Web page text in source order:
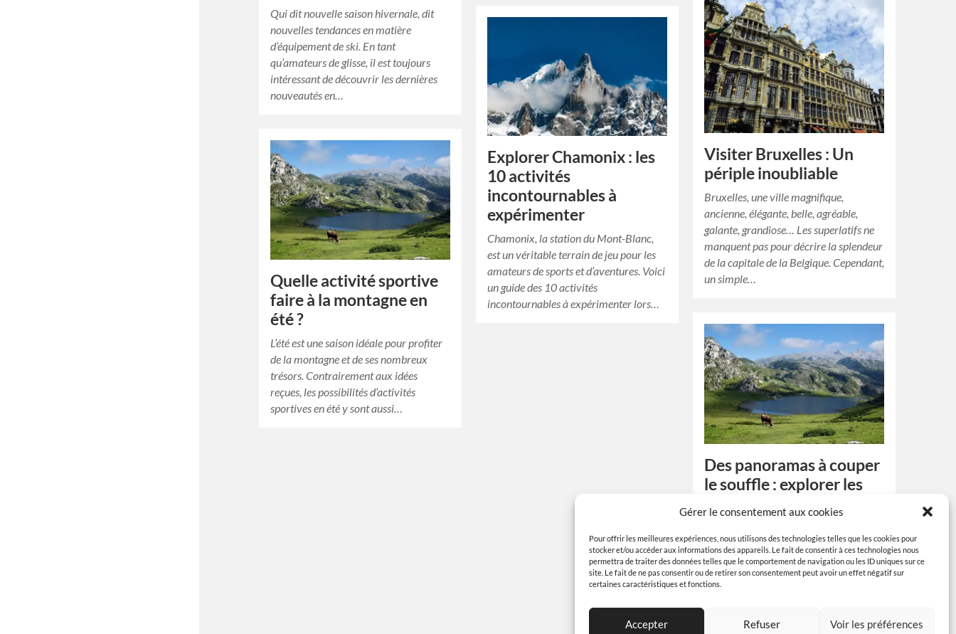
Gérer le consentement aux cookies
Pour offrir les meilleures expériences, nous utilisons des technologies telles que les cookies pour
stocker et/ou accéder aux informations des appareils. Le fait de consentir à ces technologies nous
permettra de traiter des données telles que le comportement de navigation ou les ID uniques sur ce
site. Le fait de ne pas consentir ou de retirer son consentement peut avoir un effet négatif sur
certaines caractéristiques et fonctions.
Accepter Refuser Voir les préférences
Qui dit nouvelle saison hivernale, dit
nouvelles tendances en matière
d’équipement de ski. En tant
qu’amateurs de glisse, il est toujours
intéressant de découvrir les dernières
nouveautés en…
Visiter Bruxelles : Un
périple inoubliable
Bruxelles, une ville magnifique,
ancienne, élégante, belle, agréable,
galante, grandiose… Les superlatifs ne
manquent pas pour décrire la splendeur
de la capitale de la Belgique. Cependant,
un simple…
Explorer Chamonix : les
10 activités
incontournables à
expérimenter
Chamonix, la station du Mont-Blanc,
est un véritable terrain de jeu pour les
amateurs de sports et d’aventures. Voici
un guide des 10 activités
incontournables à expérimenter lors…
Quelle activité sportive
faire à la montagne en
été ?
L’été est une saison idéale pour profiter
de la montagne et de ses nombreux
trésors. Contrairement aux idées
reçues, les possibilités d’activités
sportives en été y sont aussi…
Des panoramas à couper
le souffle : explorer les
plus beaux sentiers de
En quelques années à peine, partir en
vacances à la montagne est redevenu à
la mode. On estime maintenant qu’une